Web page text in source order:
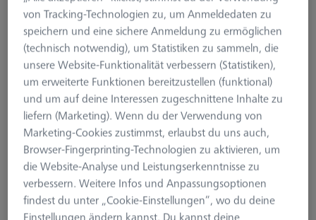
L400
626106-9140-100
von Tracking-Technologien zu, um Anmeldedaten zu
speichern und eine sichere Anmeldung zu ermöglichen
(technisch notwendig), um Statistiken zu sammeln, die
unsere Website-Funktionalität verbessern (Statistiken),
um erweiterte Funktionen bereitzustellen (funktional)
und um auf deine Interessen zugeschnittene Inhalte zu
liefern (Marketing). Wenn du der Verwendung von
Marketing-Cookies zustimmst, erlaubst du uns auch,
Browser-Fingerprinting-Technologien zu aktivieren, um
die Website-Analyse und Leistungserkenntnisse zu
verbessern. Weitere Infos und Anpassungsoptionen
findest du unter „Cookie-Einstellungen“, wo du deine